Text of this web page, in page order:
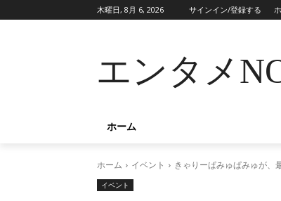
木曜日, 8月 6, 2026 サインイン/登録する
エンタメ
ホーム
ホーム イベント きゃりーぱみゅぱみゅが、
イベント